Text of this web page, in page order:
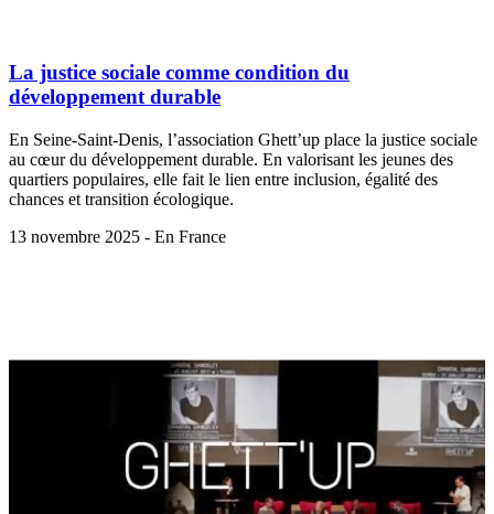
La justice sociale comme condition du
développement durable
En Seine-Saint-Denis, l’association Ghett’up place la justice sociale
au cœur du développement durable. En valorisant les jeunes des
quartiers populaires, elle fait le lien entre inclusion, égalité des
chances et transition écologique.
13 novembre 2025 - En France